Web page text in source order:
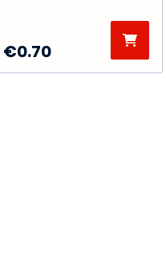
€0.70